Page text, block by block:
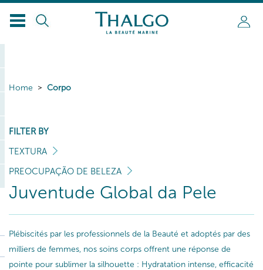
Home Corpo
FILTER BY
TEXTURA
PREOCUPAÇÃO DE BELEZA
Juventude Global da Pele
Plébiscités par les professionnels de la Beauté et adoptés par des
milliers de femmes, nos soins corps offrent une réponse de
pointe pour sublimer la silhouette : Hydratation intense, efficacité